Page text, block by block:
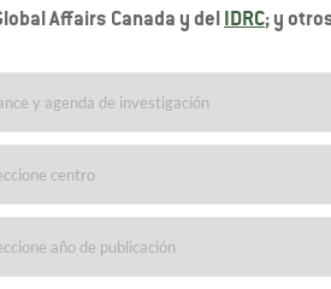
Affairs Canada y del IDRC; y